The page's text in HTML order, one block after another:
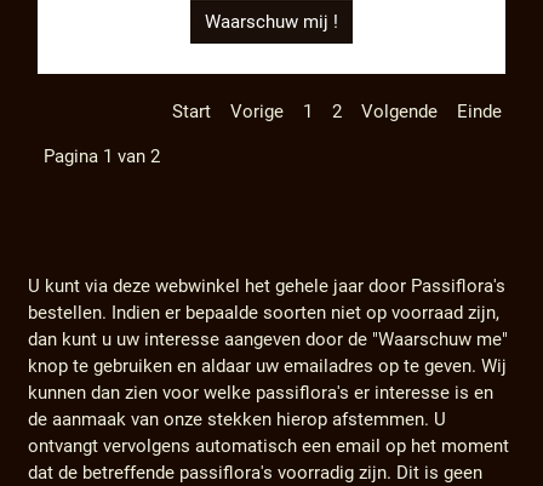
Waarschuw mij !
Start Vorige 1 2 Volgende Einde
Pagina 1 van 2
U kunt via deze webwinkel het gehele jaar door Passiflora's
bestellen. Indien er bepaalde soorten niet op voorraad zijn,
dan kunt u uw interesse aangeven door de "Waarschuw me"
knop te gebruiken en aldaar uw emailadres op te geven. Wij
kunnen dan zien voor welke passiflora's er interesse is en
de aanmaak van onze stekken hierop afstemmen. U
ontvangt vervolgens automatisch een email op het moment
dat de betreffende passiflora's voorradig zijn. Dit is geen